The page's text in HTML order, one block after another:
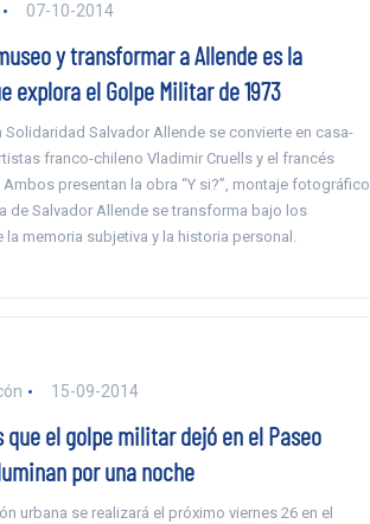
07-10-2014
y transformar a Allende es la
explora el Golpe Militar de 1973
Solidaridad Salvador Allende se convierte en casa-
franco-chileno Vladimir Cruells y el francés
Ambos presentan la obra “Y si?”, montaje fotográfico
de Salvador Allende se transforma bajo los
la memoria subjetiva y la historia personal.
15-09-2014
que el golpe militar dejó en el Paseo
por una noche
urbana se realizará el próximo viernes 26 en el